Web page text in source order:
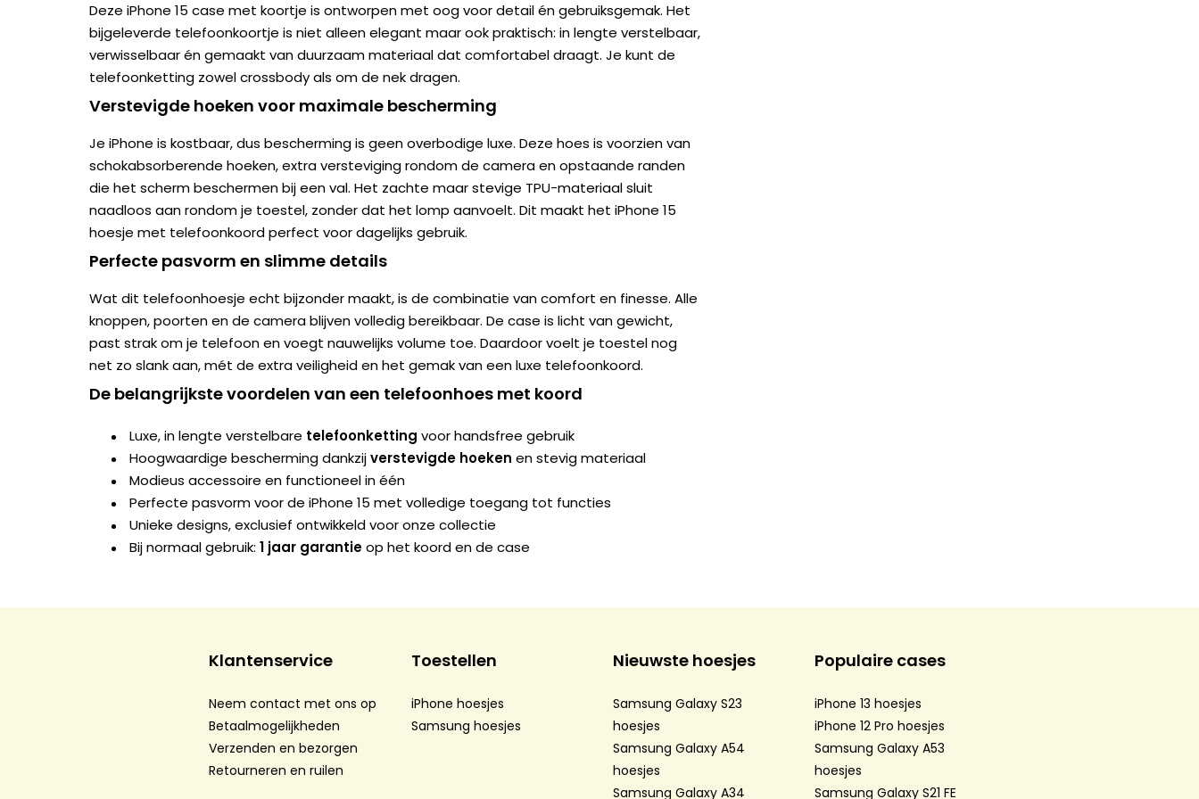
Deze iPhone 15 case met koortje is ontworpen met oog voor detail én gebruiksgemak. Het
bijgeleverde telefoonkoortje is niet alleen elegant maar ook praktisch: in lengte verstelbaar,
verwisselbaar én gemaakt van duurzaam materiaal dat comfortabel draagt. Je kunt de
telefoonketting zowel crossbody als om de nek dragen.
Verstevigde hoeken voor maximale bescherming
Je iPhone is kostbaar, dus bescherming is geen overbodige luxe. Deze hoes is voorzien van
schokabsorberende hoeken, extra versteviging rondom de camera en opstaande randen
die het scherm beschermen bij een val. Het zachte maar stevige TPU-materiaal sluit
naadloos aan rondom je toestel, zonder dat het lomp aanvoelt. Dit maakt het iPhone 15
hoesje met telefoonkoord perfect voor dagelijks gebruik.
Perfecte pasvorm en slimme details
Wat dit telefoonhoesje echt bijzonder maakt, is de combinatie van comfort en finesse. Alle
knoppen, poorten en de camera blijven volledig bereikbaar. De case is licht van gewicht,
past strak om je telefoon en voegt nauwelijks volume toe. Daardoor voelt je toestel nog
net zo slank aan, mét de extra veiligheid en het gemak van een luxe telefoonkoord.
De belangrijkste voordelen van een telefoonhoes met koord
Luxe, in lengte verstelbare telefoonketting voor handsfree gebruik
Hoogwaardige bescherming dankzijverstevigde hoeken en stevig materiaal
Modieus accessoire en functioneel in één
Perfecte pasvorm voor de iPhone 15 met volledige toegang tot functies
Unieke designs, exclusief ontwikkeld voor onze collectie
Bij normaal gebruik: 1 jaar garantieop het koord en de case
Klantenservice
Neem contact met ons op
Betaalmogelijkheden
Verzenden en bezorgen
Retourneren en ruilen
Toestellen
iPhone hoesjes
Samsung hoesjes
Nieuwste hoesjes
Samsung Galaxy S23
hoesjes
Samsung Galaxy A54
hoesjes
Samsung Galaxy A34
Populaire cases
iPhone 13 hoesjes
iPhone 12 Pro hoesjes
Samsung Galaxy A53
hoesjes
Samsung Galaxy S21 FE